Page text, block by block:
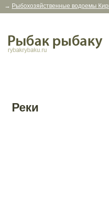
→ Рыбохозяйственные водоемы
Реки